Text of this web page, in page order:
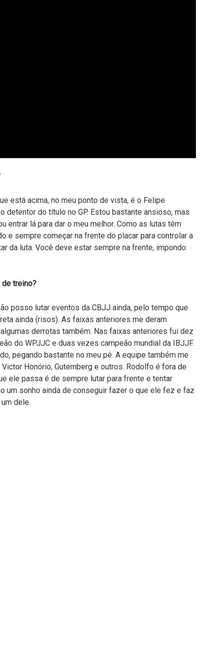
está acima, no meu ponto de vista, é o Felipe
detentor do título no GP. Estou bastante ansioso, mas
entrar lá para dar o meu melhor. Como as lutas têm
e sempre começar na frente do placar para controlar a
da luta. Você deve estar sempre na frente, impondo
treino?
posso lutar eventos da CBJJ ainda, pelo tempo que
ainda (risos). As faixas anteriores me deram
derrotas também. Nas faixas anteriores fui dez
do WPJJC e duas vezes campeão mundial da IBJJF.
pegando bastante no meu pé. A equipe também me
Honório, Gutemberg e outros. Rodolfo é fora de
ele passa é de sempre lutar para frente e tentar
um sonho ainda de conseguir fazer o que ele fez e faz
dele.